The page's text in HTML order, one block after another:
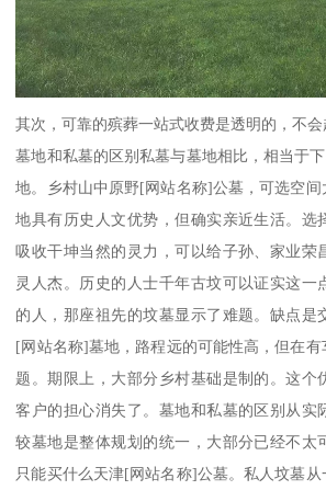
其次，可靠的殡葬一站式收费是透明的，不会
墓地和私墓的区别私墓与墓地相比，相当于
地。乡村山中原野[网站名称]公墓，可选空
地具有历史人文优势，但确实亲近生活。选
吸收干坤当然的灵力，可以给子孙、家业荣
灵人杰。历史的人士千年古坟可以证实这一
的人，那座祖先的坟墓显示了难题。缺点是
[网站名称]墓地，路程远的可能性高，但在
题。期限上，大部分乡村基础是制的。这个
客户的担心消失了。墓地和私墓的区别从实
较墓地是整体规划的统一，大部分已经不太
只能买什么天津[网站名称]公墓。私人坟墓从